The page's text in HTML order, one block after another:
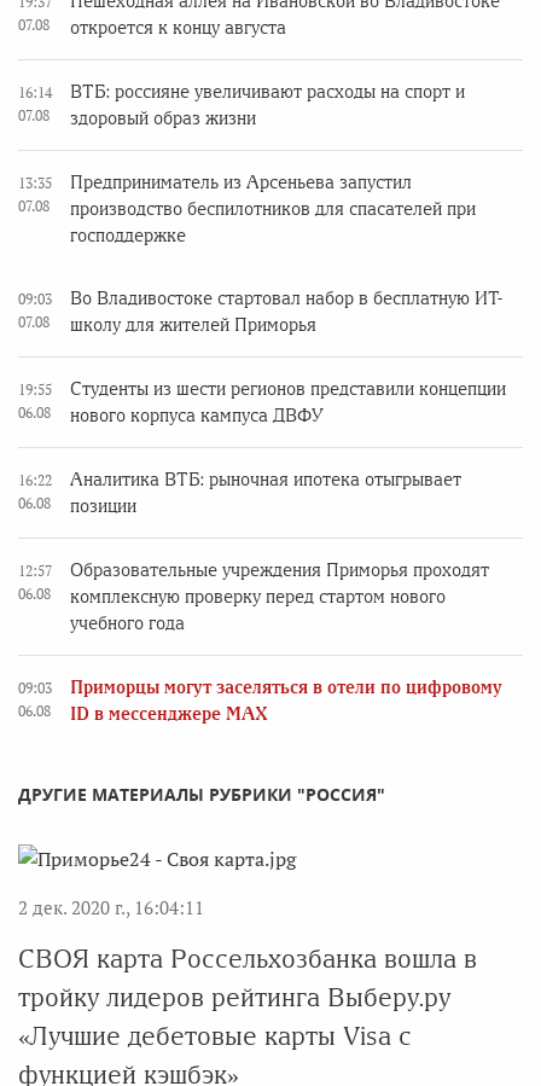
07.08
откроется к концу августа
16:14
07.08
ВТБ: россияне увеличивают расходы на спорт и
здоровый образ жизни
13:35
07.08
Предприниматель из Арсеньева запустил
производство беспилотников для спасателей при
господдержке
09:03
07.08
Во Владивостоке стартовал набор в бесплатную ИТ-
школу для жителей Приморья
19:55
06.08
Студенты из шести регионов представили концепции
нового корпуса кампуса ДВФУ
16:22
06.08
Аналитика ВТБ: рыночная ипотека отыгрывает
позиции
12:57
06.08
Образовательные учреждения Приморья проходят
комплексную проверку перед стартом нового
учебного года
09:03
06.08
Приморцы могут заселяться в отели по цифровому
ID в мессенджере MAX
ДРУГИЕ МАТЕРИАЛЫ РУБРИКИ "РОССИЯ"
2 дек. 2020 г., 16:04:11
СВОЯ карта Россельхозбанка вошла в
тройку лидеров рейтинга Выберу.ру
«Лучшие дебетовые карты Visa с
функцией кэшбэк»